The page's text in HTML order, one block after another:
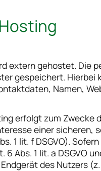
extern gehostet. Die
gespeichert. Hierbei
Namen,
erfolgt zum Zwecke
einer
1 lit. f DSGVO).
6 Abs. 1 lit. a DSGVO
des Nutzers